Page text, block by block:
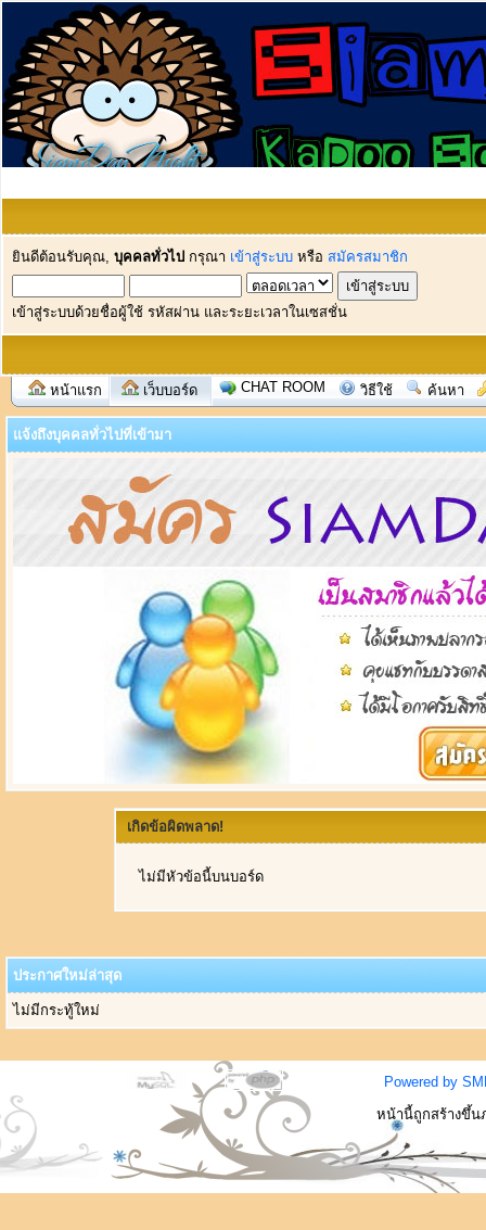
ยินดีต้อนรับคุณ, บุคคลทั่วไป กรุณา เข้าสู่ระบบ หรือ สมัครสมาชิก
เข้าสู่ระบบด้วยชื่อผู้ใช้ รหัสผ่าน และระยะเวลาในเซสชั่น
หน้าแรก เว็บบอร์ด CHAT ROOM วิธีใช้ ค้นหา
แจ้งถึงบุคคลทั่วไปที่เข้ามา
เกิดข้อผิดพลาด!
ไม่มีหัวข้อนี้บนบอร์ด
ประกาศใหม่ล่าสุด
ไม่มีกระทู้ใหม่
Powered by
หน้านี้ถูกสร้างขึ้น